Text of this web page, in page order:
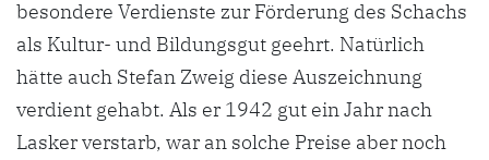
besondere Verdienste zur Förderung des Schachs
als Kultur- und Bildungsgut geehrt. Natürlich
hätte auch Stefan Zweig diese Auszeichnung
verdient gehabt. Als er 1942 gut ein Jahr nach
Lasker verstarb, war an solche Preise aber noch